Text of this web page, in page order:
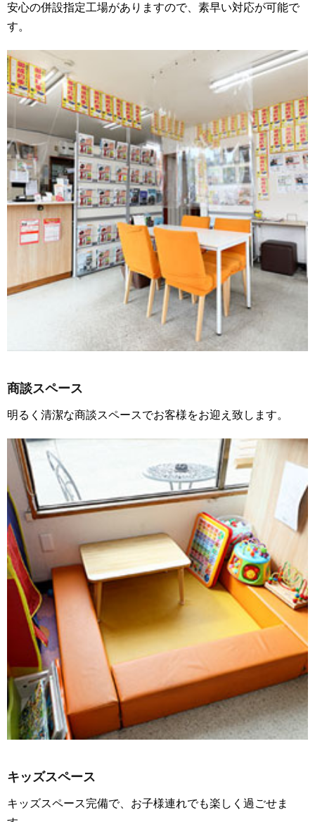
安心の併設指定工場がありますので、素早い対応が可能で
す。
商談スペース
明るく清潔な商談スペースでお客様をお迎え致します。
キッズスペース
キッズスペース完備で、お子様連れでも楽しく過ごせま